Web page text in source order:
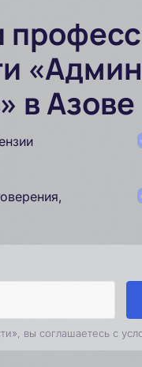
в Азове
вы соглашаетесь с